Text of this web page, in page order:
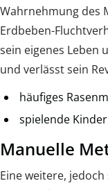
Wahrnehmung des
Erdbeben-
sein eigenes Leben
und verlässt sein
häufiges
spielende
Manuelle
Eine weitere,